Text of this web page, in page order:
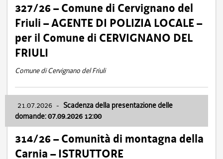
327/26 – Comune di Cervignano del
Friuli – AGENTE DI POLIZIA LOCALE –
per il Comune di CERVIGNANO DEL
FRIULI
Comune di Cervignano del Friuli
21.07.2026 - Scadenza della presentazione delle
domande: 07.09.2026 12:00
314/26 – Comunità di montagna della
Carnia – ISTRUTTORE